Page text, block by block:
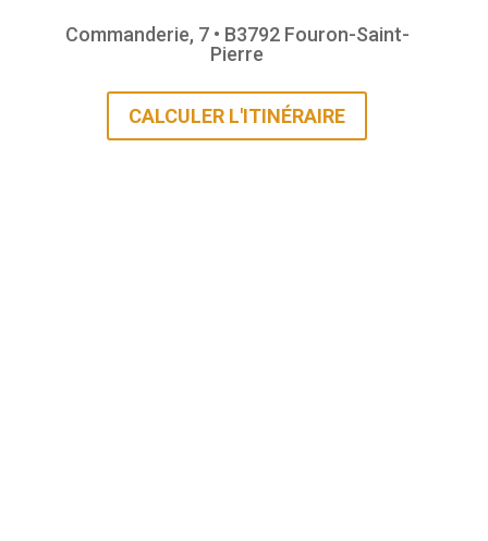
Commanderie, 7 • B3792 Fouron-Saint-
Pierre
CALCULER L'ITINÉRAIRE